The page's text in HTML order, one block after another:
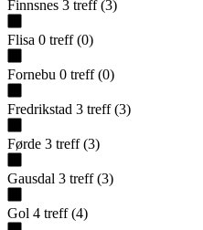
Finnsnes 3 treff (3)
Flisa 0 treff (0)
Fornebu 0 treff (0)
Fredrikstad 3 treff (3)
Førde 3 treff (3)
Gausdal 3 treff (3)
Gol 4 treff (4)